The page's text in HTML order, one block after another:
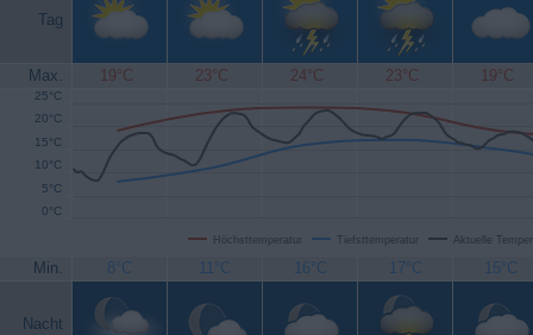
Tag
Max. 19°C 23°C 24°C 23°C 19°C
Höchsttemperatur Tiefsttemperatur Aktuelle
0°C
5°C
10°C
15°C
20°C
25°C
Min. 8°C 11°C 16°C 17°C 15°C
Nacht